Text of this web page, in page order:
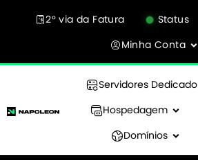
2° via da Fatura Status
Minha Conta
Servidores Dedicado
Hospedagem
Domínios